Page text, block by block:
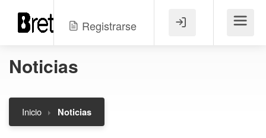
Registrarse Menú
Noticias
Inicio Noticias